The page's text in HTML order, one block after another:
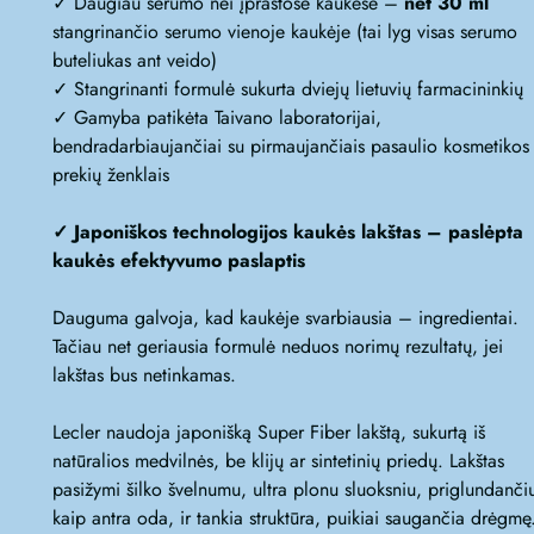
stangrinančio serumo vienoje kaukėje (tai lyg visas serumo
buteliukas ant veido)
✓ Stangrinanti formulė sukurta dviejų lietuvių farmacininkių
✓ Gamyba patikėta Taivano laboratorijai,
bendradarbiaujančiai su pirmaujančiais pasaulio kosmetikos
prekių ženklais
✓ Japoniškos technologijos kaukės lakštas – paslėpta
kaukės efektyvumo paslaptis
Dauguma galvoja, kad kaukėje svarbiausia – ingredientai.
Tačiau net geriausia formulė neduos norimų rezultatų, jei
lakštas bus netinkamas.
Lecler naudoja japonišką Super Fiber lakštą, sukurtą iš
natūralios medvilnės, be klijų ar sintetinių priedų. Lakštas
pasižymi šilko švelnumu, ultra plonu sluoksniu,
kaip antra oda, ir tankia struktūra, puikiai saugančia